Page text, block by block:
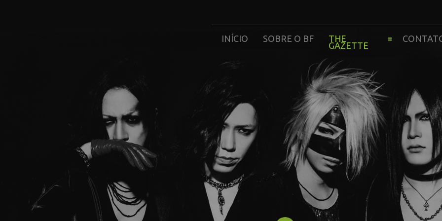
INÍCIO SOBRE O BF THE
GAZETTE